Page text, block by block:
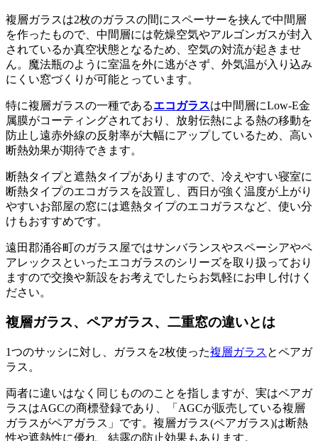
複層ガラスは2枚のガラスの間にスペーサーを挟んで中間層
を作ったもので、中間層には乾燥空気やアルゴンガスが封入
されているか真空状態となるため、空気の対流が起きませ
ん。魔法瓶のように室温を外に逃がさず、外気温が入り込み
にくい窓づくりが可能とっています。
特に複層ガラスの一種であるエコガラスは中間層にLow-E金
属膜がコーティングされており、放射伝熱による熱の移動を
防止し遠赤外線の反射率が大幅にアップしているため、高い
断熱効果が期待できます。
断熱タイプと遮熱タイプがありますので、冷えやすい寝室に
断熱タイプのエコガラスを設置し、西日が強く温度が上がり
やすいお部屋の窓には遮熱タイプのエコガラスなど、使い分
けもおすすめです。
遠田郡涌谷町のガラス屋ではサンバランスやスペーシアやペ
アレックスといったエコガラスのシリーズを取り扱っており
ますので交換や新設をお考えでしたらお気軽にお申し付けく
ださい。
複層ガラス、ペアガラス、二重窓の違いとは
1つのサッシに対し、ガラスを2枚使った複層ガラス とペアガ
ラス。
両者に違いはなく同じもののことを指しますが、実はペアガ
ラスはAGCの商標登録であり、「AGCが販売している複層
ガラスがペアガラス」です。複層ガラス(ペアガラス)は断熱
性や遮熱性に優れ、結露の防止効果もあります。